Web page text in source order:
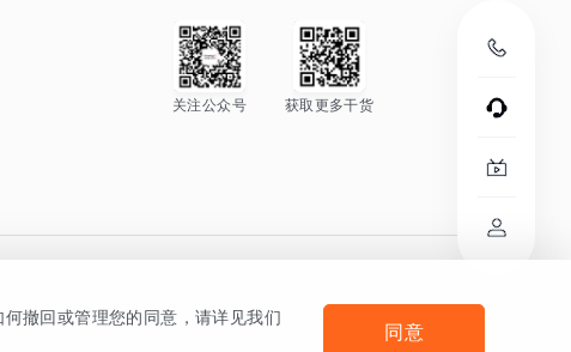
关注公众号 获取更多干货
法律声明及隐私条款
撤回或管理您的同意，请详见我们
同意